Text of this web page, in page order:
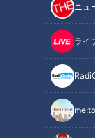
ニュ
ライ
ほぼ愛知・安城市
ード『おっぱいま
いただきます！【